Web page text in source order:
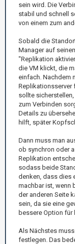
sein wird. Die
stabil und schnell
von einem zum
Sobald die
Manager auf
"Replikation
die VM klickt, die
einfach. Nachdem
Replikationsserver
sollte
zum Verbinden
Details zu
hilft, später
Dann muss man
ob synchron oder
Replikation
sodass beide
denken, dass dies
machbar ist, wenn
der anderen Seite
sein, da sie eine
bessere Option für
Als Nächstes
festlegen. Das